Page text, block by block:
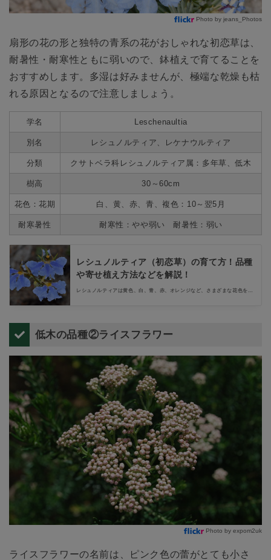
Photo by jeans_Photos
扇形の花の形と独特の青系の花がおしゃれな初恋草は、
耐暑性・耐寒性ともに弱いので、鉢植えで育てることを
おすすめします。多湿は好みませんが、極端な乾燥も枯
れる原因となるので注意しましょう。
学名 Leschenaultia
別名 レシュノルティア、レケナウルティア
分類 クサトベラ科レシュノルティア属：多年草、低木
樹高 30～60cm
花色：花期 白、黄、赤、青、複色：10～翌5月
耐寒暑性 耐寒性：やや弱い 耐暑性：弱い
レシュノルティア（初恋草）の育て方！品種
や寄せ植え方法などを解説！
レシュノルティアは黄色、白、青、赤、オレンジなど、さまざまな花色をも
低木の品種②ライスフラワー
Photo by expom2uk
ライスフラワーの名前は、ピンク色の蕾がとても小さ